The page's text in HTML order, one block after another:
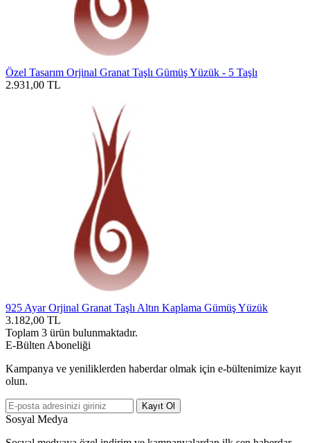
Özel Tasarım Orjinal Granat Taşlı Gümüş Yüzük - 5 Taşlı
2.931,00 TL
925 Ayar Orjinal Granat Taşlı Altın Kaplama Gümüş Yüzük
3.182,00 TL
Toplam 3 ürün bulunmaktadır.
E-Bülten Aboneliği
Kampanya ve yeniliklerden haberdar olmak için e-bültenimize kayıt
olun.
Kayıt Ol
Sosyal Medya